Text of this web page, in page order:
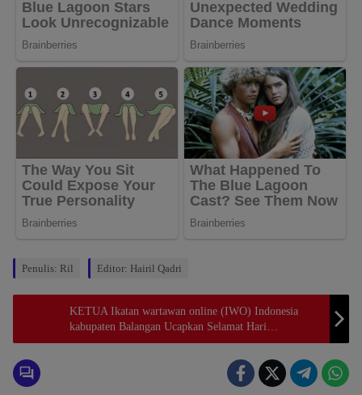
Penulis: Ril Editor: Hairil Qadri
KETUA Ikatan wartawan online (IWO) Indonesia
kabupaten Balangan Ucapkan Selamat Hari
Bhayangkara Ke-77 1 Juli 2023